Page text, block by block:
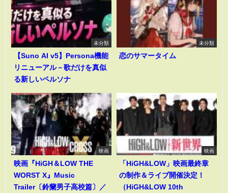
未分類
【Suno AI v5】Persona機能
リニューアル－歌だけを真似
る新しいペルソナ
未分類
恋のサマータイム
映画
映画『HiGH＆LOW THE
WORST X』Music
Trailer〔鈴蘭男子高校篇〕／
映画
「HiGH&LOW」映画最終章
の制作＆ライブ開催決定！
（HiGH&LOW 10th